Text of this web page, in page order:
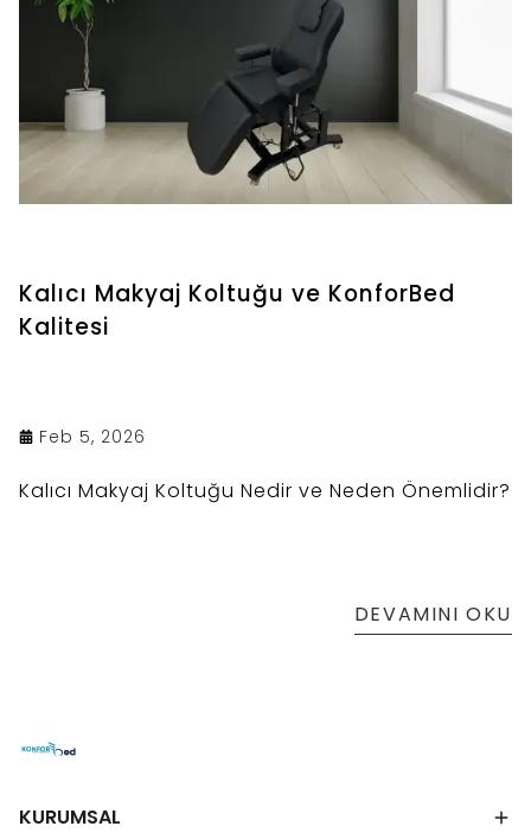
Kalıcı Makyaj Koltuğu ve KonforBed
Kalitesi
Feb 5, 2026
Kalıcı Makyaj Koltuğu Nedir ve Neden Önemlidir?
DEVAMINI OKU
KURUMSAL